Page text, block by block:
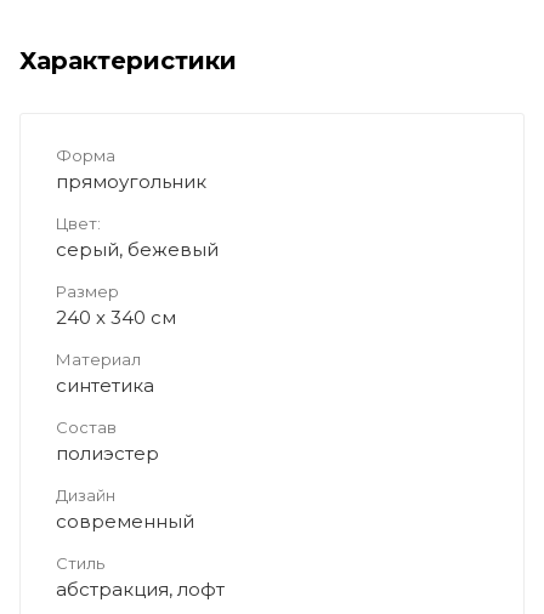
Характеристики
Форма
прямоугольник
Цвет:
серый, бежевый
Размер
240 x 340 см
Материал
синтетика
Состав
полиэстер
Дизайн
современный
Стиль
абстракция, лофт